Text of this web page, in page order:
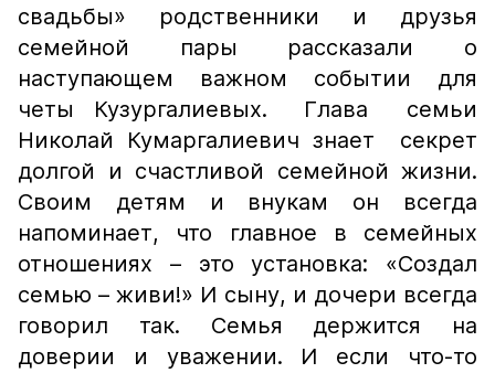
свадьбы» родственники и друзья
семейной пары рассказали о
наступающем важном событии для
четы Кузургалиевых.
Глава семьи
Николай Кумаргалиевич знает секрет
долгой и счастливой семейной жизни.
Своим детям и внукам он всегда
напоминает, что главное в семейных
отношениях – это установка: «Создал
семью – живи!» И сыну, и дочери всегда
говорил так. Семья держится на
доверии и уважении. И если что-то